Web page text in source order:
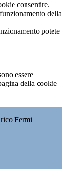
consentire.
della
potete
essere
della cookie
Fermi